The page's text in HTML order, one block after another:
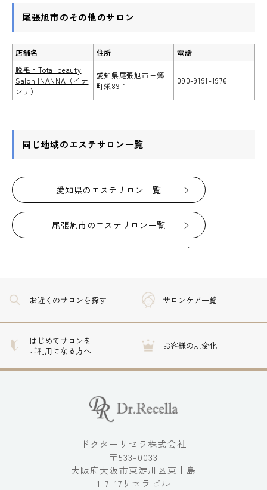
尾張旭市のその他のサロン
店舗名 住所
電話
脱毛・Total beauty
Salon INANNA（イナ
ンナ）
愛知県尾張旭市三郷
町栄89-1
090-9191-1976
同じ地域のエステサロン一覧
愛知県のエステサロン一覧
尾張旭市のエステサロン一覧
お近くのサロンを探す サロンケア一覧
はじめてサロンを
ご利用になる方へ
お客様の肌変化
ドクターリセラ株式会社
〒533-0033
大阪府大阪市東淀川区東中島
1-7-17リセラビル